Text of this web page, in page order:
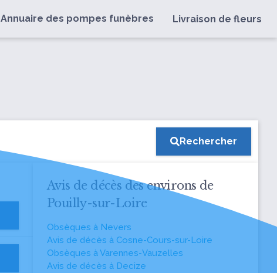
Annuaire des pompes funèbres Livraison de fleurs
Rechercher
Avis de décès des environs de
Pouilly-sur-Loire
Obsèques à Nevers
Avis de décès à Cosne-Cours-sur-Loire
Obsèques à Varennes-Vauzelles
Avis de décès à Decize